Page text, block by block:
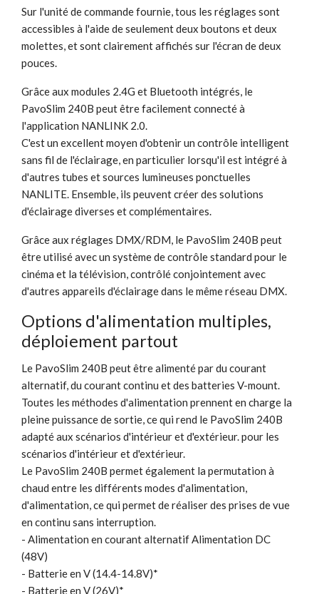
Sur l'unité de commande fournie, tous les réglages sont
accessibles à l'aide de seulement deux boutons et deux
molettes, et sont clairement affichés sur l'écran de deux
pouces.
Grâce aux modules 2.4G et Bluetooth intégrés, le
PavoSlim 240B peut être facilement connecté à
l'application NANLINK 2.0.
C'est un excellent moyen d'obtenir un contrôle intelligent
sans fil de l'éclairage, en particulier lorsqu'il est intégré à
d'autres tubes et sources lumineuses ponctuelles
NANLITE. Ensemble, ils peuvent créer des solutions
d'éclairage diverses et complémentaires.
Grâce aux réglages DMX/RDM, le PavoSlim 240B peut
être utilisé avec un système de contrôle standard pour le
cinéma et la télévision, contrôlé conjointement avec
d'autres appareils d'éclairage dans le même réseau DMX.
Options d'alimentation multiples,
déploiement partout
Le PavoSlim 240B peut être alimenté par du courant
alternatif, du courant continu et des batteries V-mount.
Toutes les méthodes d'alimentation prennent en charge la
pleine puissance de sortie, ce qui rend le PavoSlim 240B
adapté aux scénarios d'intérieur et d'extérieur. pour les
scénarios d'intérieur et d'extérieur.
Le PavoSlim 240B permet également la permutation à
chaud entre les différents modes d'alimentation,
d'alimentation, ce qui permet de réaliser des prises de vue
en continu sans interruption.
- Alimentation en courant alternatif Alimentation DC
(48V)
- Batterie en V (14.4-14.8V)*
- Batterie en V (26V)*